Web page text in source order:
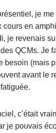
je
cours en
je revenais
QCMs. Je
besoin (mais
avant le
c’était
je pouvais